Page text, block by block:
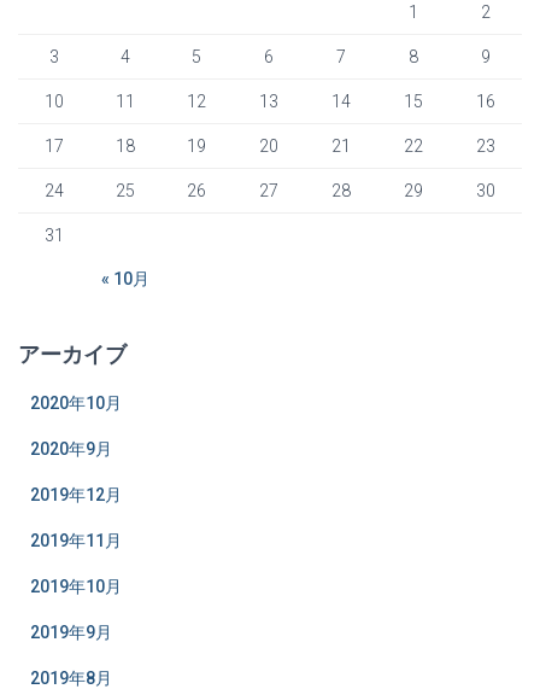
« 10月
1 2
3 4 5 6 7 8 9
10 11 12 13 14 15 16
17 18 19 20 21 22 23
24 25 26 27 28 29 30
31
アーカイブ
2020年10月
2020年9月
2019年12月
2019年11月
2019年10月
2019年9月
2019年8月